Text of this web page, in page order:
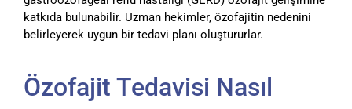
katkıda bulunabilir. Uzman hekimler, özofajitin nedenini
belirleyerek uygun bir tedavi planı oluştururlar.
Özofajit Tedavisi Nasıl